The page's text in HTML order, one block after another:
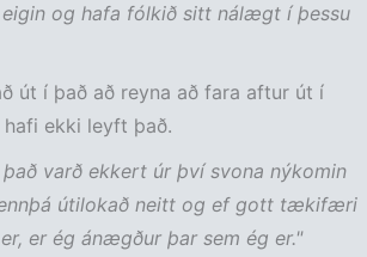
og hafa fólkið sitt nálægt í þessu
út í það að reyna að fara aftur út í
ekki leyft það.
varð ekkert úr því svona nýkomin
útilokað neitt og ef gott tækifæri
er ég ánægður þar sem ég er."